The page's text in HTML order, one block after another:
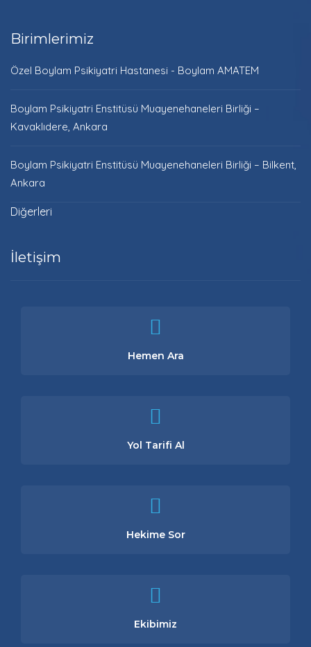
Birimlerimiz
Özel Boylam Psikiyatri Hastanesi - Boylam AMATEM
Boylam Psikiyatri Enstitüsü Muayenehaneleri Birliği –
Kavaklıdere, Ankara
Boylam Psikiyatri Enstitüsü Muayenehaneleri Birliği – Bilkent,
Ankara
Diğerleri
İletişim
Hemen Ara
Yol Tarifi Al
Hekime Sor
Ekibimiz